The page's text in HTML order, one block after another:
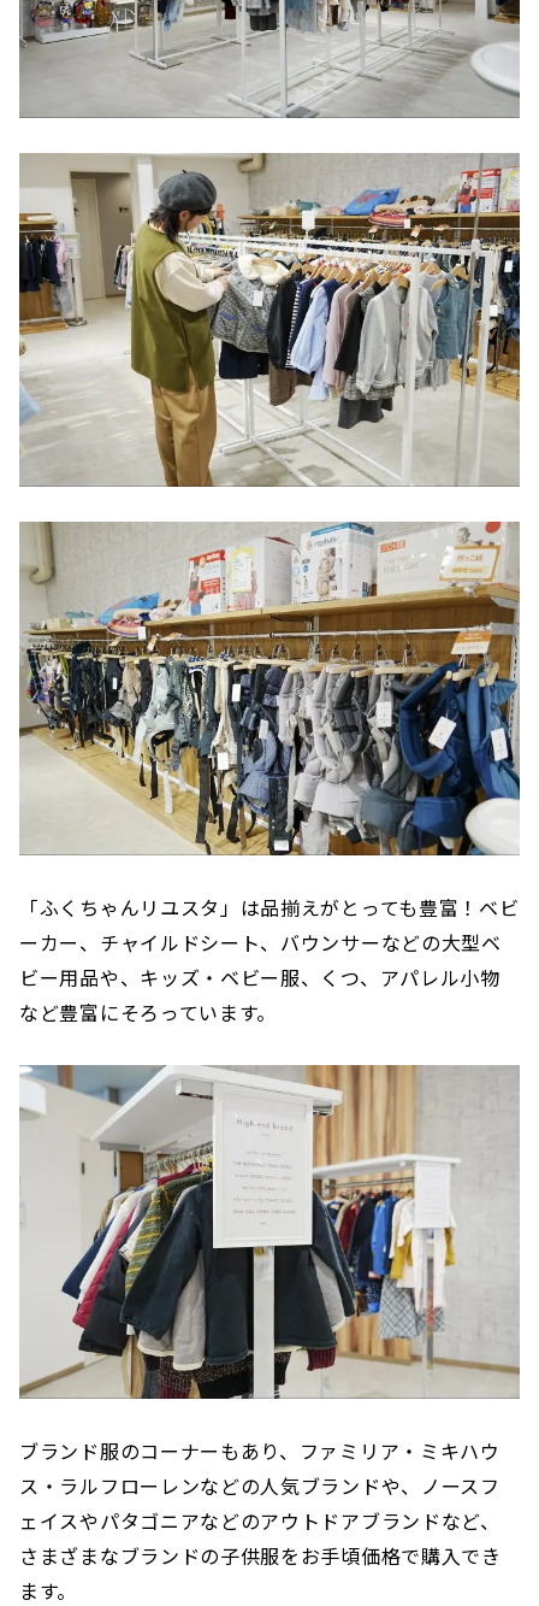
「ふくちゃんリユスタ」は品揃えがとっても豊富！ベビ
ーカー、チャイルドシート、バウンサーなどの大型ベ
ビー用品や、キッズ・ベビー服、くつ、アパレル小物
など豊富にそろっています。
ブランド服のコーナーもあり、ファミリア・ミキハウ
ス・ラルフローレンなどの人気ブランドや、ノースフ
ェイスやパタゴニアなどのアウトドアブランドなど、
さまざまなブランドの子供服をお手頃価格で購入でき
ます。